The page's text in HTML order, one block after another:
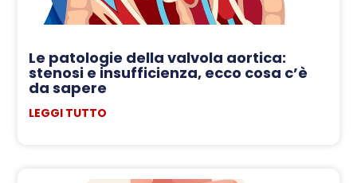
Le patologie della valvola aortica:
stenosi e insufficienza, ecco cosa c’è
da sapere
LEGGI TUTTO